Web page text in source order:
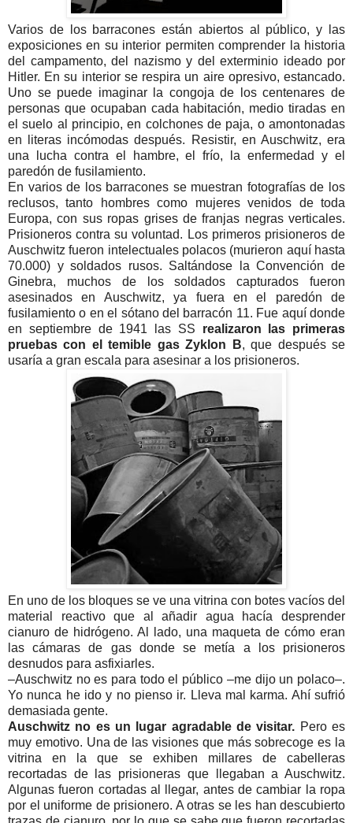
Varios de los barracones están abiertos al público, y las
exposiciones en su interior permiten comprender la historia
del campamento, del nazismo y del exterminio ideado por
Hitler. En su interior se respira un aire opresivo, estancado.
Uno se puede imaginar la congoja de los centenares de
personas que ocupaban cada habitación, medio tiradas en
el suelo al principio, en colchones de paja, o amontonadas
en literas incómodas después. Resistir, en Auschwitz, era
una lucha contra el hambre, el frío, la enfermedad y el
paredón de fusilamiento.
En varios de los barracones se muestran fotografías de los
reclusos, tanto hombres como mujeres venidos de toda
Europa, con sus ropas grises de franjas negras verticales.
Prisioneros contra su voluntad. Los primeros prisioneros de
Auschwitz fueron intelectuales polacos (murieron aquí hasta
70.000) y soldados rusos. Saltándose la Convención de
Ginebra, muchos de los soldados capturados fueron
asesinados en Auschwitz, ya fuera en el paredón de
fusilamiento o en el sótano del barracón 11. Fue aquí donde
en septiembre de 1941 las SS realizaron las primeras
pruebas con el temible gas Zyklon B, que después se
usaría a gran escala para asesinar a los prisioneros.
En uno de los bloques se ve una vitrina con botes vacíos del
material reactivo que al añadir agua hacía desprender
cianuro de hidrógeno. Al lado, una maqueta de cómo eran
las cámaras de gas donde se metía a los prisioneros
desnudos para asfixiarles.
–Auschwitz no es para todo el público –me dijo un polaco–.
Yo nunca he ido y no pienso ir. Lleva mal karma. Ahí sufrió
demasiada gente.
Auschwitz no es un lugar agradable de visitar. Pero es
muy emotivo. Una de las visiones que más sobrecoge es la
vitrina en la que se exhiben millares de cabelleras
recortadas de las prisioneras que llegaban a Auschwitz.
Algunas fueron cortadas al llegar, antes de cambiar la ropa
por el uniforme de prisionero. A otras se les han descubierto